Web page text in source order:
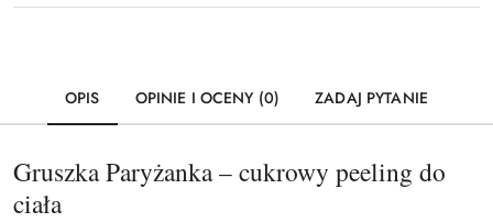
OPIS OPINIE I OCENY (0) ZADAJ PYTANIE
Gruszka Paryżanka – cukrowy peeling do
ciała